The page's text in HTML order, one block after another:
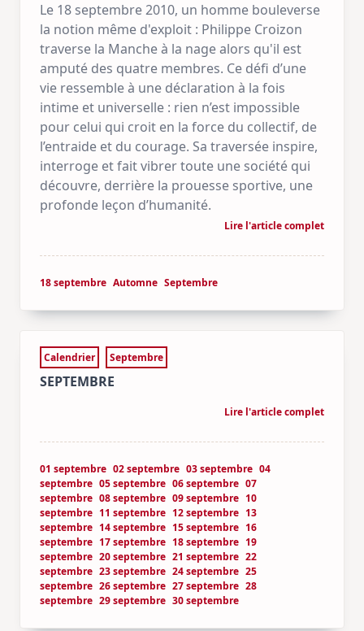
Le 18 septembre 2010, un homme bouleverse
la notion même d'exploit : Philippe Croizon
traverse la Manche à la nage alors qu'il est
amputé des quatre membres. Ce défi d’une
vie ressemble à une déclaration à la fois
intime et universelle : rien n’est impossible
pour celui qui croit en la force du collectif, de
l’entraide et du courage. Sa traversée inspire,
interroge et fait vibrer toute une société qui
découvre, derrière la prouesse sportive, une
profonde leçon d’humanité.
Lire l'article complet
18 septembre Automne Septembre
Calendrier Septembre
SEPTEMBRE
Lire l'article complet
01 septembre 02 septembre 03 septembre 04
septembre 05 septembre 06 septembre 07
septembre 08 septembre 09 septembre 10
septembre 11 septembre 12 septembre 13
septembre 14 septembre 15 septembre 16
septembre 17 septembre 18 septembre 19
septembre 20 septembre 21 septembre 22
septembre 23 septembre 24 septembre 25
septembre 26 septembre 27 septembre 28
septembre 29 septembre 30 septembre